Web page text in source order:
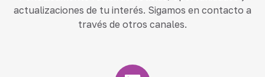
actualizaciones de tu interés. Sigamos en contacto a
través de otros canales.